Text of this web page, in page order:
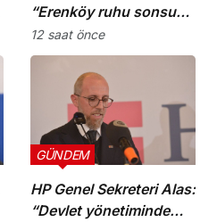
“Erenköy ruhu sonsuza
dek yaşayacaktır”
12 saat önce
HP Genel Sekreteri Alas:
“Devlet yönetiminde
GÜNDEM